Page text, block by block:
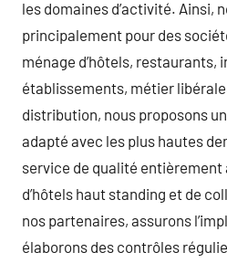
les domaines d’activité. Ainsi,
principalement pour des
ménage d’hôtels,
établissements, métier
distribution, nous proposons
adapté avec les plus hautes
service de qualité entièrement
d’hôtels haut standing et de
nos partenaires, assurons
élaborons des contrôles